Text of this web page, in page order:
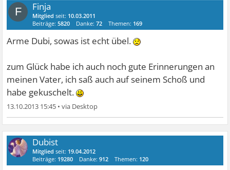
F Finja
Mitglied seit: 10.03.2011
Beiträge:5820 Danke:72 Themen: 169
Arme Dubi, sowas ist echt übel.
zum Glück habe ich auch noch gute Erinnerungen an
meinen Vater, ich saß auch auf seinem Schoß und
habe gekuschelt.
13.10.2013 15:45 •
Dubist
Mitglied seit: 19.04.2012
Beiträge: 19280 Danke:912 Themen: 120